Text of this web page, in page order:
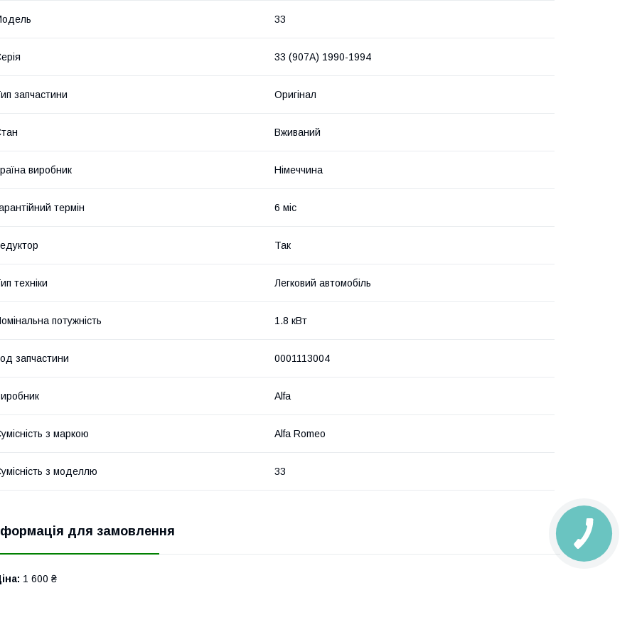
33
33 (907A) 1990-1994
запчастини Оригінал
Вживаний
виробник Німеччина
термін 6 міс
Так
техніки Легковий автомобіль
потужність 1.8 кВт
запчастини 0001113004
Alfa
з маркою Alfa Romeo
з моделлю 33
для замовлення
1 600 ₴